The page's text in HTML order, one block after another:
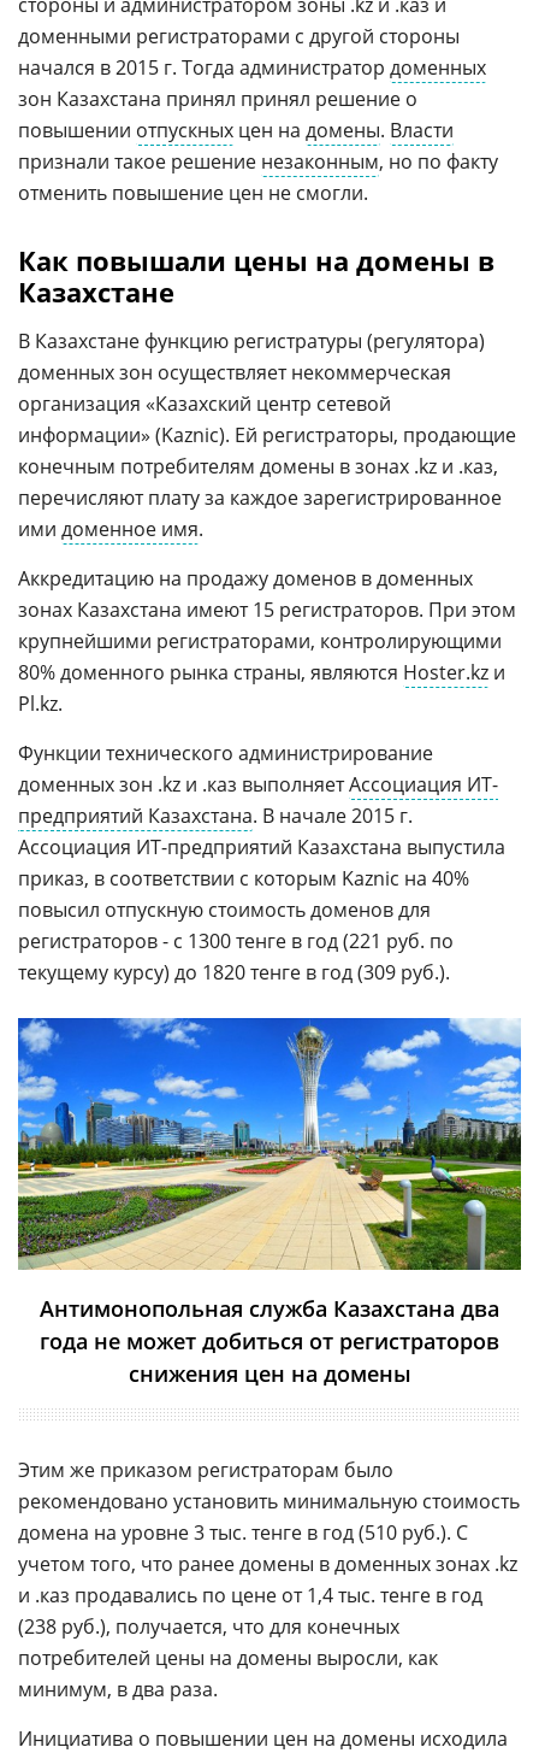
доменными регистраторами с другой стороны
начался в 2015 г. Тогда администратор доменных
зон Казахстана принял принял решение о
повышении отпускных цен на домены. Власти
признали такое решение незаконным, но по факту
отменить повышение цен не смогли.
Как повышали цены на домены в
Казахстане
В Казахстане функцию регистратуры (регулятора)
доменных зон осуществляет некоммерческая
организация «Казахский центр сетевой
информации» (Kaznic). Ей регистраторы, продающие
конечным потребителям домены в зонах .kz и .каз,
перечисляют плату за каждое зарегистрированное
ими доменное имя.
Аккредитацию на продажу доменов в доменных
зонах Казахстана имеют 15 регистраторов. При этом
крупнейшими регистраторами, контролирующими
80% доменного рынка страны, являются Hoster.kz и
Pl.kz.
Функции технического администрирование
доменных зон .kz и .каз выполняетАссоциация ИТ-
предприятий Казахстана. В начале 2015 г.
Ассоциация ИТ-предприятий Казахстана выпустила
приказ, в соответствии с которым Kaznic на 40%
повысил отпускную стоимость доменов для
регистраторов - с 1300 тенге в год (221 руб. по
текущему курсу) до 1820 тенге в год (309 руб.).
Антимонопольная служба Казахстана два
года не может добиться от регистраторов
снижения цен на домены
Этим же приказом регистраторам было
рекомендовано установить минимальную стоимость
домена на уровне 3 тыс. тенге в год (510 руб.). С
учетом того, что ранее домены в доменных зонах .kz
и .каз продавались по цене от 1,4 тыс. тенге в год
(238 руб.), получается, что для конечных
потребителей цены на домены выросли, как
минимум, в два раза.
Инициатива о повышении цен на домены исходила